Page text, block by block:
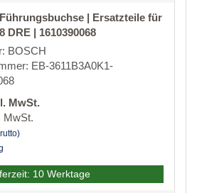
| Ersatzteile für
DRE | 1610390068
BOSCH
EB-3611B3A0K1-
MwSt.
MwSt.
10 Werktage